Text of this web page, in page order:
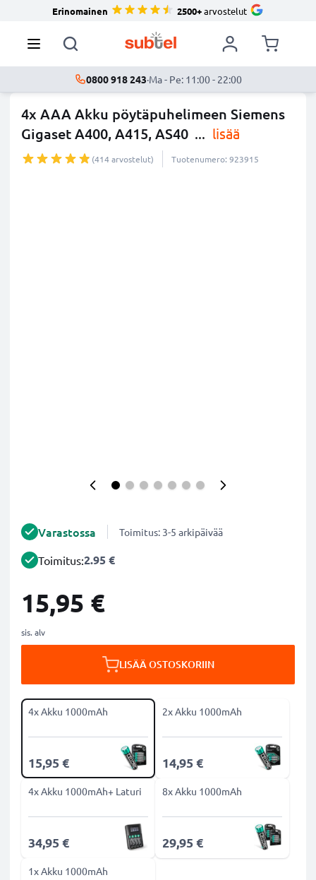
Erinomainen 2500+arvostelut
0800 918 243·Ma - Pe: 11:00 - 22:00
4x AAA Akku pöytäpuhelimeen Siemens
Gigaset A400, A415, AS40 ... lisää
(414 arvostelut) Tuotenumero: 923915
Varastossa Toimitus: 3-5 arkipäivää
Toimitus:2.95 €
15,95 €
sis. alv
LISÄÄ OSTOSKORIIN
4x Akku 1000mAh
15,95 €
2x Akku 1000mAh
14,95 €
4x Akku 1000mAh+ Laturi
34,95 €
8x Akku 1000mAh
29,95 €
1x Akku 1000mAh